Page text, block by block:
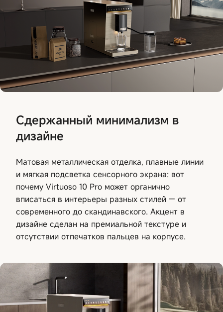
Сдержанный минимализм в
дизайне
Матовая металлическая отделка, плавные линии
и мягкая подсветка сенсорного экрана: вот
почему Virtuoso 10 Pro может органично
вписаться в интерьеры разных стилей — от
современного до скандинавского. Акцент в
дизайне сделан на премиальной текстуре и
отсутствии отпечатков пальцев на корпусе.